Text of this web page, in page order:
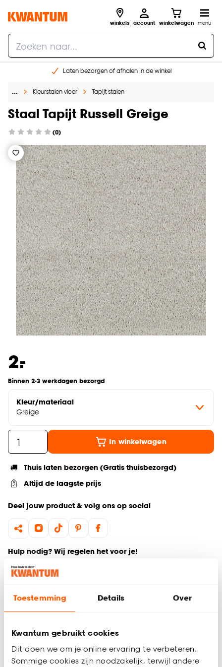
Toestemming Details Over
Kwantum gebruikt cookies
Dit doen we om je online ervaring te verbeteren.
Sommige cookies zijn noodzakelijk, terwijl andere
winkels account winkelwagen menu
Laten bezorgen of afhalen in de winkel
Gratis raam advies en inmeten aan huis
… Kleurstalen vloer Tapijt stalen
Staal Tapijt Russell Greige
(0)
2.
-
Binnen 2-3 werkdagen bezorgd
Kleur/materiaal
Greige
In winkelwagen
Thuis laten bezorgen (Gratis thuisbezorgd)
Altijd de laagste prijs
Deel jouw product & volg ons op social
Hulp nodig? Wij regelen het voor je!
Productomschrijving
interieur past? Bestel vrijblijvend één of meerdere kleurstalen
Zo ben je 100% zeker van de juiste keuze. De kleurstalen
worden binnen 2 à 3 werkdagen thuisbezorgd en passen